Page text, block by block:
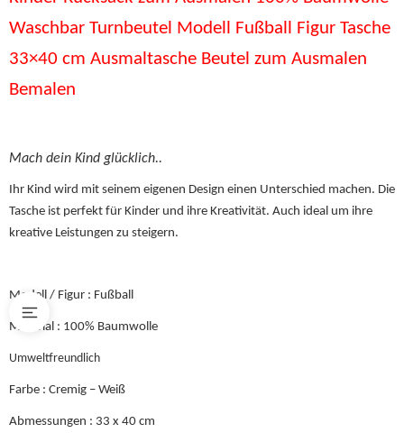
Waschbar Turnbeutel Modell Fußball Figur Tasche
33×40 cm Ausmaltasche Beutel zum Ausmalen
Bemalen
Mach dein Kind glücklich..
Ihr Kind wird mit seinem eigenen Design einen Unterschied machen. Die
Tasche ist perfekt für Kinder und ihre Kreativität. Auch ideal um ihre
kreative Leistungen zu steigern.
Modell / Figur : Fußball
Material : 100% Baumwolle
Umweltfreundlich
Farbe : Cremig – Weiß
Abmessungen : 33 x 40 cm